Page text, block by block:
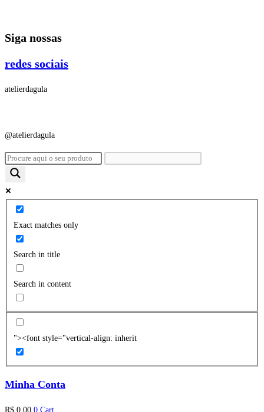
o
Siga nossas
redes sociais
atelierdagula
@atelierdagula
Exact matches only
Search in title
Search in content
"><font style="vertical-align: inherit
Minha Conta
R$ 0,00 0 Cart